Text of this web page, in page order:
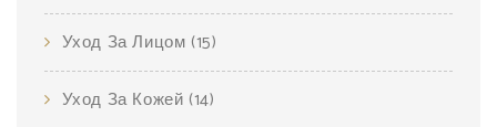
Уход За Лицом (15)
Уход За Кожей (14)